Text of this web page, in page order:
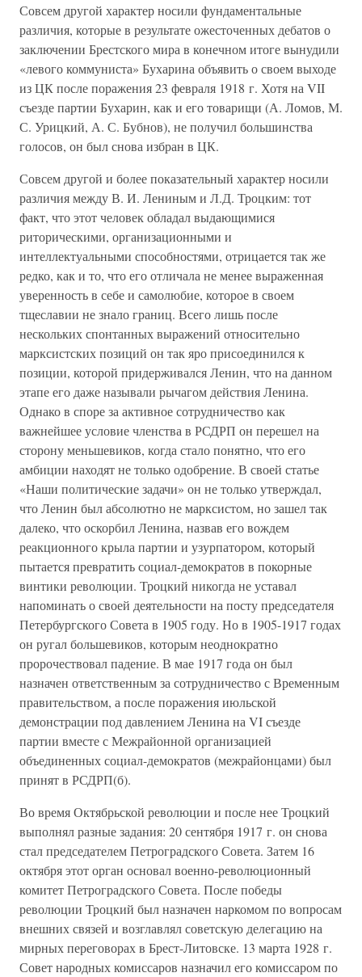
Совсем другой характер носили фундаментальные
различия, которые в результате ожесточенных дебатов о
заключении Брестского мира в конечном итоге вынудили
«левого коммуниста» Бухарина объявить о своем выходе
из ЦК после поражения 23 февраля 1918 г. Хотя на VII
съезде партии Бухарин, как и его товарищи (А. Ломов, М.
С. Урицкий, А. С. Бубнов), не получил большинства
голосов, он был снова избран в ЦК.
Совсем другой и более показательный характер носили
различия между В. И. Лениным и Л.Д. Троцким: тот
факт, что этот человек обладал выдающимися
риторическими, организационными и
интеллектуальными способностями, отрицается так же
редко, как и то, что его отличала не менее выраженная
уверенность в себе и самолюбие, которое в своем
тщеславии не знало границ. Всего лишь после
нескольких спонтанных выражений относительно
марксистских позиций он так яро присоединился к
позиции, которой придерживался Ленин, что на данном
этапе его даже называли рычагом действия Ленина.
Однако в споре за активное сотрудничество как
важнейшее условие членства в РСДРП он перешел на
сторону меньшевиков, когда стало понятно, что его
амбиции находят не только одобрение. В своей статье
«Наши политические задачи» он не только утверждал,
что Ленин был абсолютно не марксистом, но зашел так
далеко, что оскорбил Ленина, назвав его вождем
реакционного крыла партии и узурпатором, который
пытается превратить социал-демократов в покорные
винтики революции. Троцкий никогда не уставал
напоминать о своей деятельности на посту председателя
Петербургского Совета в 1905 году. Но в 1905-1917 годах
он ругал большевиков, которым неоднократно
пророчествовал падение. В мае 1917 года он был
назначен ответственным за сотрудничество с Временным
правительством, а после поражения июльской
демонстрации под давлением Ленина на VI съезде
партии вместе с Межрайонной организацией
объединенных социал-демократов (межрайонцами) был
принят в РСДРП(б).
Во время Октябрьской революции и после нее Троцкий
выполнял разные задания: 20 сентября 1917 г. он снова
стал председателем Петроградского Совета. Затем 16
октября этот орган основал военно-революционный
комитет Петроградского Совета. После победы
революции Троцкий был назначен наркомом по вопросам
внешних связей и возглавлял советскую делегацию на
мирных переговорах в Брест-Литовске. 13 марта 1928 г.
Совет народных комиссаров назначил его комиссаром по